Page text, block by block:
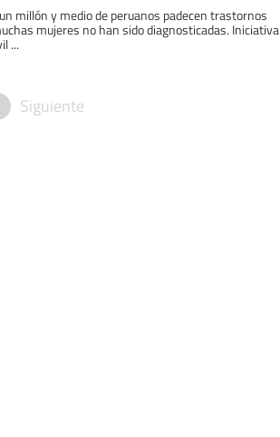
millón y medio de peruanos padecen trastornos
mujeres no han sido diagnosticadas. Iniciativa
...
Siguiente